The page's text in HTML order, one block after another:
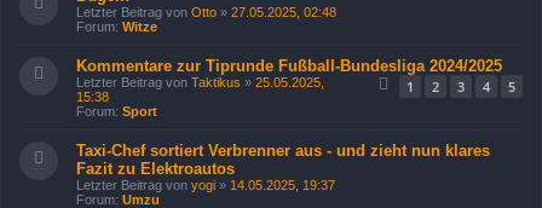
Letzter Beitrag von Otto » 27.05.2025, 02:48
Forum: Witze
Kommentare zur Tiprunde Fußball-Bundesliga 2024/2025
1
2 3 4 5
Letzter Beitrag von Taktikus » 25.05.2025,
15:38
Forum: Sport
Taxi-Chef sortiert Verbrenner aus - und zieht nun klares
Fazit zu Elektroautos
Letzter Beitrag von yogi » 14.05.2025, 19:37
Forum: Umzu